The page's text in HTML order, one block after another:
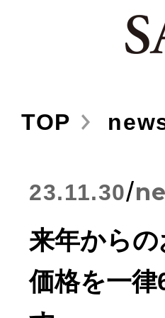
TOP
23.11.30/
来年から
価格を一